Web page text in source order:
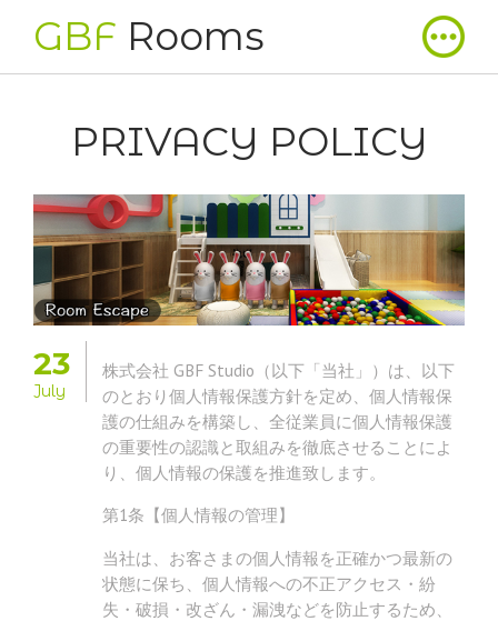
GBF Rooms
PRIVACY POLICY
23
July
株式会社 GBF Studio（以下「当社」）は、以下
のとおり個人情報保護方針を定め、個人情報保
護の仕組みを構築し、全従業員に個人情報保護
の重要性の認識と取組みを徹底させることによ
り、個人情報の保護を推進致します。
第1条【個人情報の管理】
当社は、お客さまの個人情報を正確かつ最新の
状態に保ち、個人情報への不正アクセス・紛
失・破損・改ざん・漏洩などを防止するため、